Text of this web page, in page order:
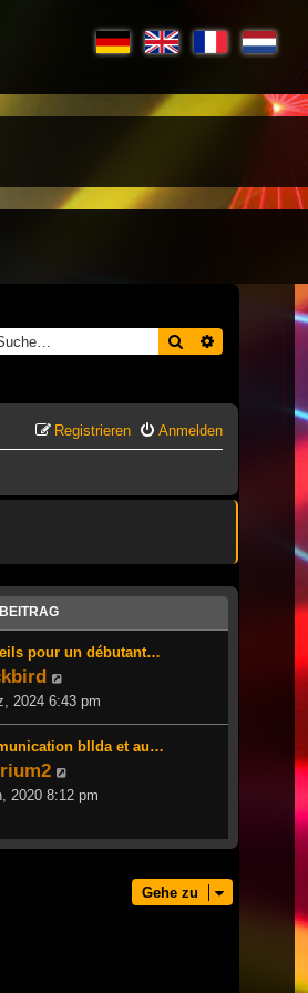
Suche
Anmelden
Registrieren
pour un débutant…
Beitrag
2024 6:43 pm
bIlda et au…
Beitrag
2020 8:12 pm
Gehe zu